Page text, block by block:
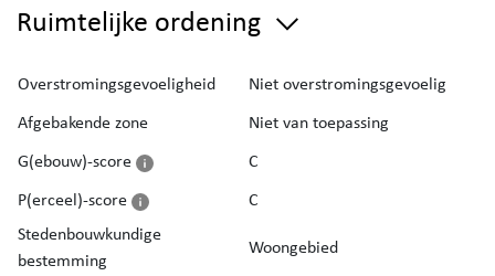
Ruimtelijke ordening
Overstromingsgevoeligheid
Niet overstromingsgevoelig
Afgebakende zone
Niet van toepassing
G(ebouw)-score
C
P(erceel)-score
C
Stedenbouwkundige
bestemming
Woongebied